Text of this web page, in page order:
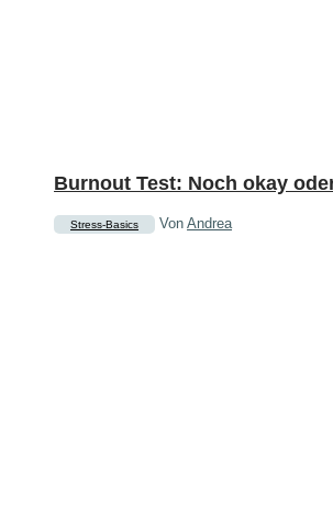
Burnout Test: Noch okay
Stress-Basics VonAndrea